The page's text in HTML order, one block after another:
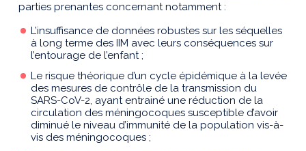
parties prenantes concernant notamment :
L’insuffisance de données robustes sur les séquelles
à long terme des IIM avec leurs conséquences sur
l’entourage de l’enfant ;
Le risque théorique d’un cycle épidémique à la levée
des mesures de contrôle de la transmission du
SARS-CoV-2, ayant entrainé une réduction de la
circulation des méningocoques susceptible d’avoir
diminué le niveau d’immunité de la population vis-à-
vis des méningocoques ;